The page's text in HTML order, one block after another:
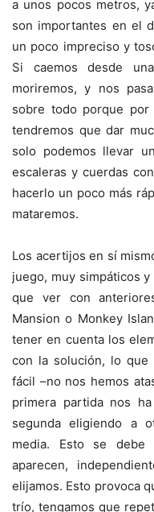
a unos pocos metros,
son importantes en el
un poco impreciso y
Si caemos desde
moriremos, y nos
sobre todo porque
tendremos que dar
solo podemos llevar
escaleras y cuerdas
hacerlo un poco más
mataremos.
Los acertijos en sí
juego, muy simpáticos
que ver con
Mansion o Monkey
tener en cuenta los
con la solución, lo que
fácil –no nos hemos
primera partida nos
segunda eligiendo a
media. Esto se
aparecen,
elijamos. Esto provoca
trío, tengamos que